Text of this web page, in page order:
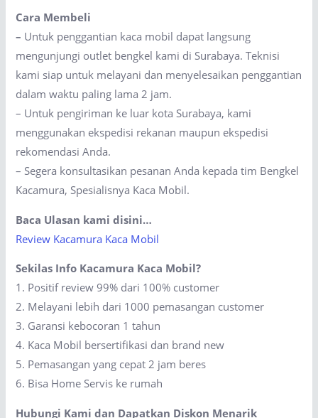
Cara Membeli
– Untuk penggantian kaca mobil dapat langsung
mengunjungi outlet bengkel kami di Surabaya. Teknisi
kami siap untuk melayani dan menyelesaikan penggantian
dalam waktu paling lama 2 jam.
– Untuk pengiriman ke luar kota Surabaya, kami
menggunakan ekspedisi rekanan maupun ekspedisi
rekomendasi Anda.
– Segera konsultasikan pesanan Anda kepada tim Bengkel
Kacamura, Spesialisnya Kaca Mobil.
Baca Ulasan kami disini…
Review Kacamura Kaca Mobil
Sekilas Info Kacamura Kaca Mobil?
1. Positif review 99% dari 100% customer
2. Melayani lebih dari 1000 pemasangan customer
3. Garansi kebocoran 1 tahun
4. Kaca Mobil bersertifikasi dan brand new
5. Pemasangan yang cepat 2 jam beres
6. Bisa Home Servis ke rumah
Hubungi Kami dan Dapatkan Diskon Menarik